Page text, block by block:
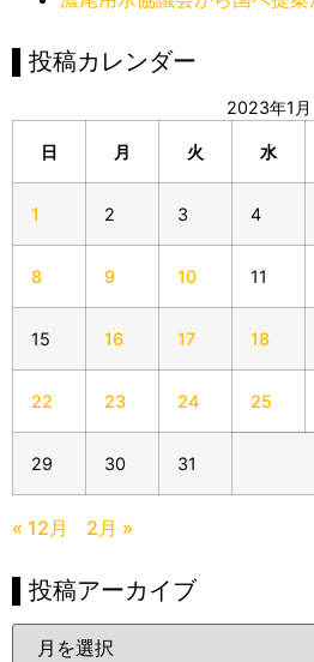
▌投稿カレンダー
2023年1月
日 月 火 水
1 2 3 4
8 9 10 11
15 16 17 18
22 23 24 25
29 30 31
« 12月 2月 »
▌投稿アーカイブ